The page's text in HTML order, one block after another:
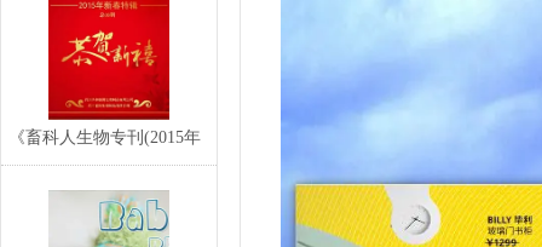
《畜科人生物专刊(2015年